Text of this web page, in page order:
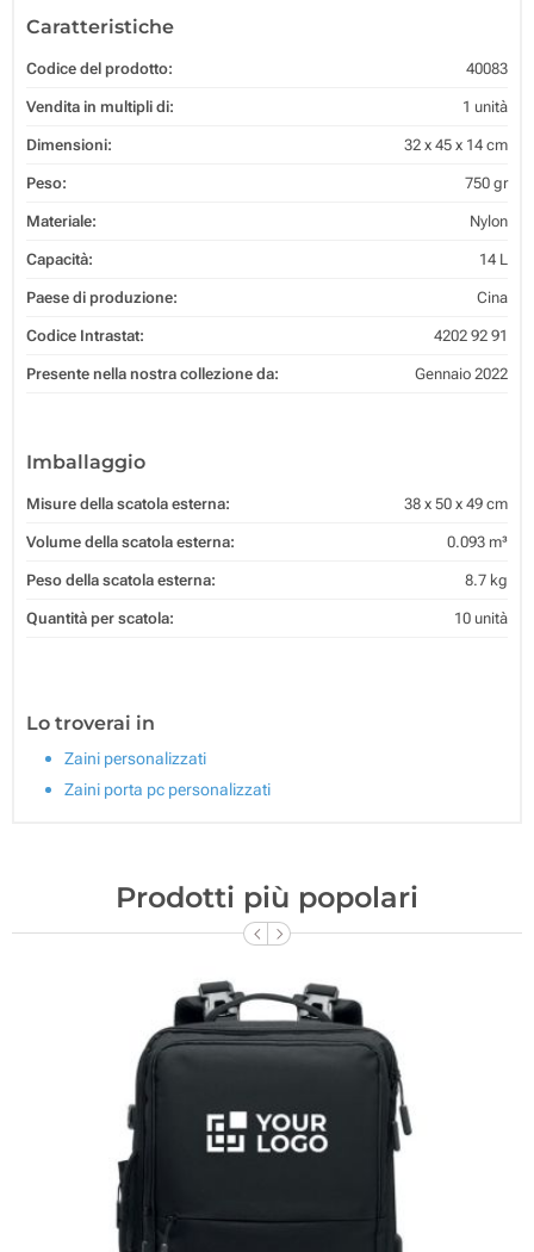
Caratteristiche
Codice del prodotto: 40083
Vendita in multipli di: 1 unità
Dimensioni: 32 x 45 x 14 cm
Peso: 750 gr
Materiale: Nylon
Capacità: 14 L
Paese di produzione: Cina
Codice Intrastat: 4202 92 91
Presente nella nostra collezione da: Gennaio 2022
Imballaggio
Misure della scatola esterna: 38 x 50 x 49 cm
Volume della scatola esterna: 0.093 m³
Peso della scatola esterna: 8.7 kg
Quantità per scatola: 10 unità
Lo troverai in
Zaini personalizzati
Zaini porta pc personalizzati
Prodotti più popolari